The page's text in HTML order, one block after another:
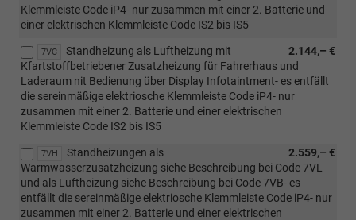
Klemmleiste Code iP4- nur zusammen mit einer 2. Batterie und
einer elektrischen Klemmleiste Code IS2 bis IS5
7VC 2.144,– €
Standheizung als Luftheizung mit
Kfartstoffbetriebener Zusatzheizung für Fahrerhaus und
Laderaum nit Bedienung über Display Infotaintment- es entfällt
die sereinmäßige elektriosche Klemmleiste Code iP4- nur
zusammen mit einer 2. Batterie und einer elektrischen
Klemmleiste Code IS2 bis IS5
7VH 2.559,– €
Standheizungen als
Warmwasserzusatzheizung siehe Beschreibung bei Code 7VL
und als Luftheizung siehe Beschreibung bei Code 7VB- es
entfällt die sereinmäßige elektriosche Klemmleiste Code iP4- nur
zusammen mit einer 2. Batterie und einer elektrischen